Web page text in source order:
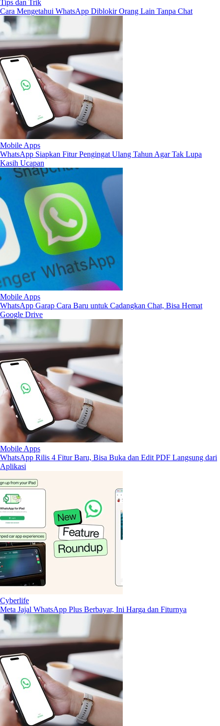
Tips dan Trik
Cara Mengetahui WhatsApp Diblokir Orang Lain Tanpa Chat
Mobile Apps
WhatsApp Siapkan Fitur Pengingat Ulang Tahun Agar Tak Lupa
Kasih Ucapan
Mobile Apps
WhatsApp Garap Cara Baru untuk Cadangkan Chat, Bisa Hemat
Google Drive
Mobile Apps
WhatsApp Rilis 4 Fitur Baru, Bisa Buka dan Edit PDF Langsung dari
Aplikasi
Cyberlife
Meta Jajal WhatsApp Plus Berbayar, Ini Harga dan Fiturnya